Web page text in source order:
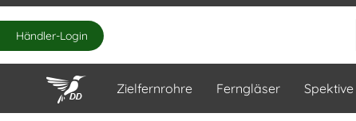
Händler-Login
Zielfernrohre Ferngläser Spektive